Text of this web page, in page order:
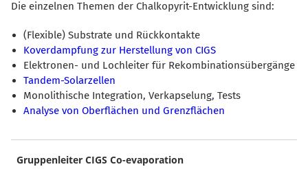
Die einzelnen Themen der Chalkopyrit-Entwicklung sind:
(Flexible) Substrate und Rückkontakte
Koverdampfung zur Herstellung von CIGS
Elektronen- und Lochleiter für Rekombinationsübergänge
Tandem-Solarzellen
Monolithische Integration, Verkapselung, Tests
Analyse von Oberflächen und Grenzflächen
Gruppenleiter CIGS Co-evaporation